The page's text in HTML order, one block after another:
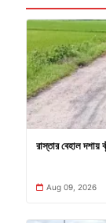
রাস্তার বেহাল
Aug 09, 2026